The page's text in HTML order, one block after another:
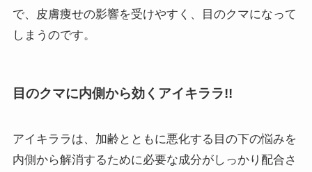
で、皮膚痩せの影響を受けやすく、目のクマになって
しまうのです。
目のクマに内側から効くアイキララ!!
アイキララは、加齢とともに悪化する目の下の悩みを
内側から解消するために必要な成分がしっかり配合さ